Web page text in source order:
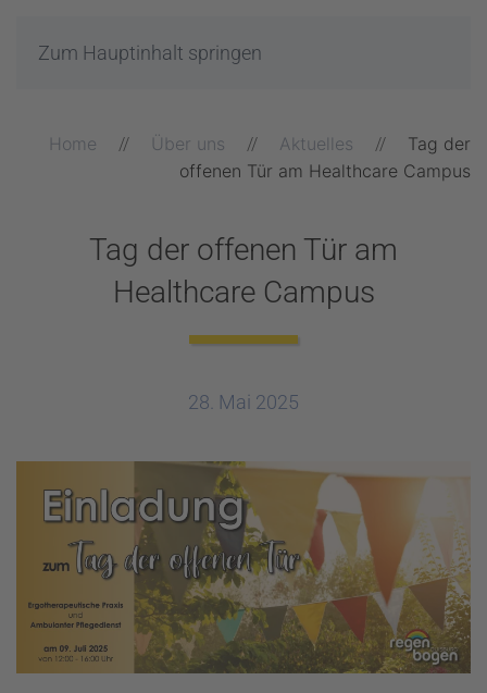
Zum Hauptinhalt springen
Home Über uns Aktuelles
Tag der
offenen Tür am Healthcare Campus
Tag der offenen Tür am
Healthcare Campus
28. Mai 2025